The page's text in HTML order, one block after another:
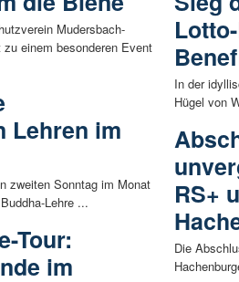
Mudersbach-
einem besonderen Event
Lehren im
zweiten Sonntag im Monat
Lehre ...
Tour:
im
In der
Hügel von
RS+
Die